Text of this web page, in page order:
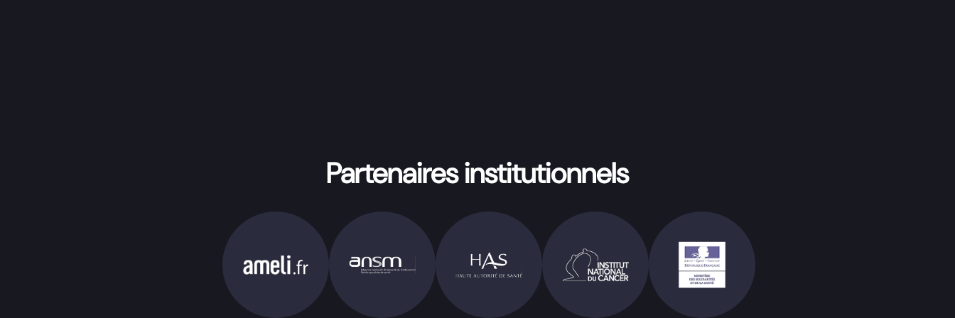
Partenaires institutionnels